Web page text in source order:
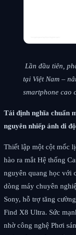
Lần đầu tiên,
tại Việt Nam –
smartphone cao
Tái định nghĩa chuẩn
nguyên nhiếp ảnh di
Thiết lập một cột mốc
hào ra mắt Hệ thống
nguyên quang học với
dòng máy chuyên
Sony, hỗ trợ tăng
Find X8 Ultra. Sức
nhờ công nghệ Phơi